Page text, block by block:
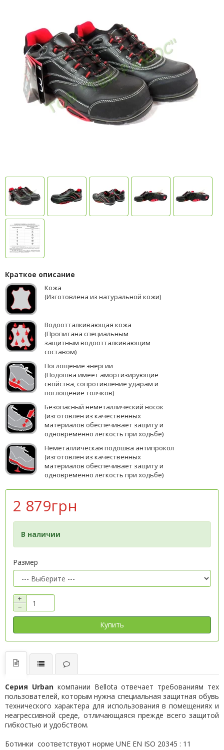
Краткое описание
Кожа
(Изготовлена из натуральной кожи)
Водоотталкивающая кожа
(Пропитана специальным
защитным водоотталкивающим
составом)
Поглощение энергии
(Подошва имеет амортизирующие
свойства, сопротивление ударам и
поглощение толчков)
Безопасный неметаллический носок
(изготовлен из качественных
материалов обеспечивает защиту и
одновременно легкость при ходьбе)
Неметаллическая подошва антипрокол
(изготовлен из качественных
материалов обеспечивает защиту и
одновременно легкость при ходьбе)
2 879грн
В наличии
Размер
+
−
Купить
Серия Urban компании Bellota отвечает требованиям тех
пользователей, которым нужна специальная защитная обувь
технического характера для использования в помещениях и
неагрессивной среде, отличающаяся прежде всего защитой
гибкостью и удобством.
Ботинки соответствуют норме UNE EN ISO 20345 : 11